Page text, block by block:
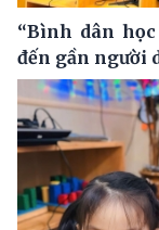
“Bình dân
đến gần người